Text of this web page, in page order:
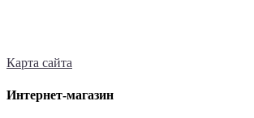
Карта сайта
Интернет-магазин